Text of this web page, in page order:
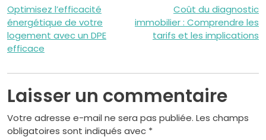
Navigation
de
l’article
Optimisez l’efficacité
énergétique de votre
logement avec un DPE
efficace
Coût du diagnostic
immobilier : Comprendre les
tarifs et les implications
Laisser un commentaire
Votre adresse e-mail ne sera pas publiée. Les champs
obligatoires sont indiqués avec *